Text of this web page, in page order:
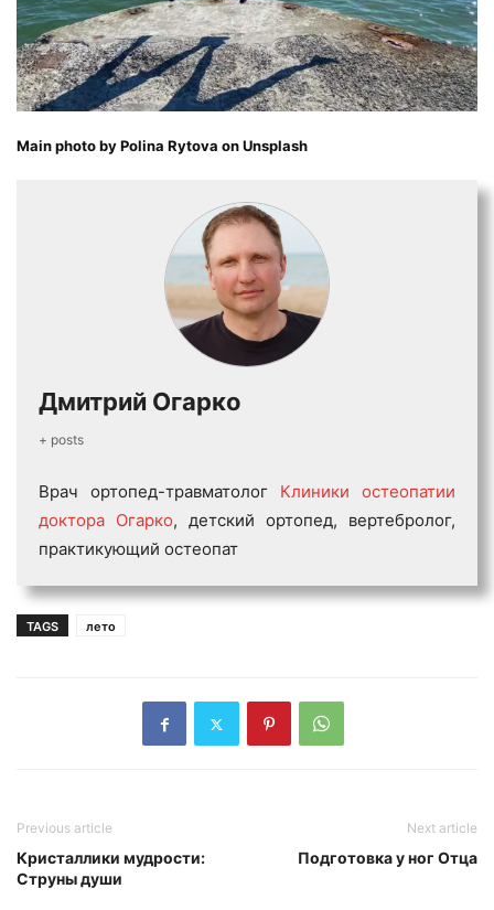
Main photo byPolina Rytova onUnsplash
Дмитрий Огарко
+ posts
Врач ортопед-травматолог Клиники остеопатии
доктора Огарко, детский ортопед, вертебролог,
практикующий остеопат
TAGS лето
Previous article
Кристаллики мудрости:
Струны души
Next article
Подготовка у ног Отца